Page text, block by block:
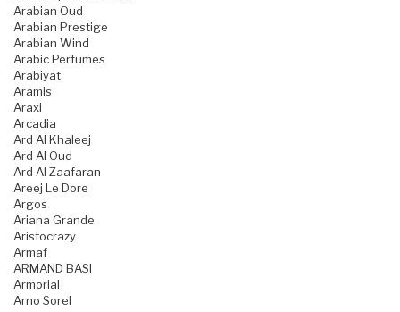
Arabian Oud
Arabian Prestige
Arabian Wind
Arabic Perfumes
Arabiyat
Aramis
Araxi
Arcadia
Ard Al Khaleej
Ard Al Oud
Ard Al Zaafaran
Areej Le Dore
Argos
Ariana Grande
Aristocrazy
Armaf
ARMAND BASI
Armorial
Arno Sorel